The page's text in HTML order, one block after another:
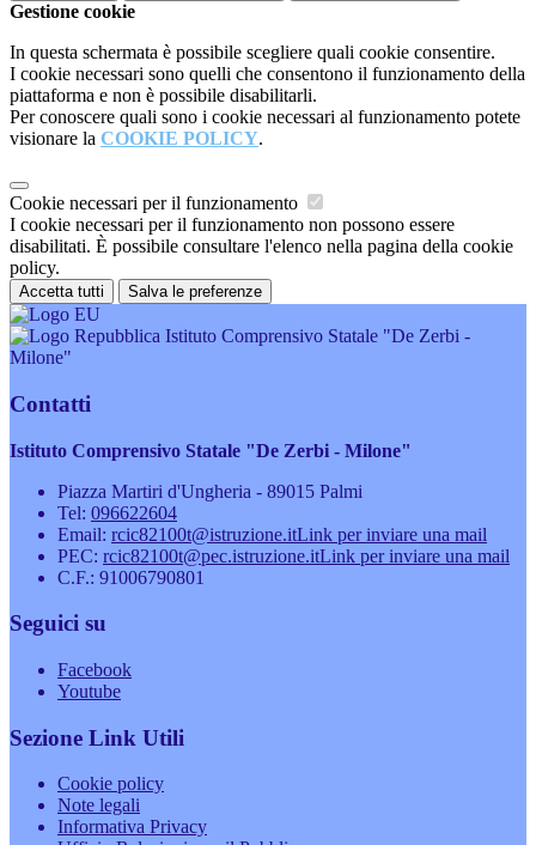
Gestione cookie
In questa schermata è possibile scegliere quali cookie consentire.
I cookie necessari sono quelli che consentono il funzionamento della
piattaforma e non è possibile disabilitarli.
Per conoscere quali sono i cookie necessari al funzionamento potete
visionare la COOKIE POLICY.
Cookie necessari per il funzionamento
I cookie necessari per il funzionamento non possono essere
disabilitati. È possibile consultare l'elenco nella pagina della cookie
policy.
Accetta tutti Salva le preferenze
Istituto Comprensivo Statale "De Zerbi -
Milone"
Contatti
Istituto Comprensivo Statale "De Zerbi - Milone"
Piazza Martiri d'Ungheria - 89015 Palmi
Tel: 096622604
Email: rcic82100t@istruzione.itLink per inviare una mail
PEC: rcic82100t@pec.istruzione.itLink per inviare una mail
C.F.: 91006790801
Seguici su
Facebook
Youtube
Sezione Link Utili
Cookie policy
Note legali
Informativa Privacy